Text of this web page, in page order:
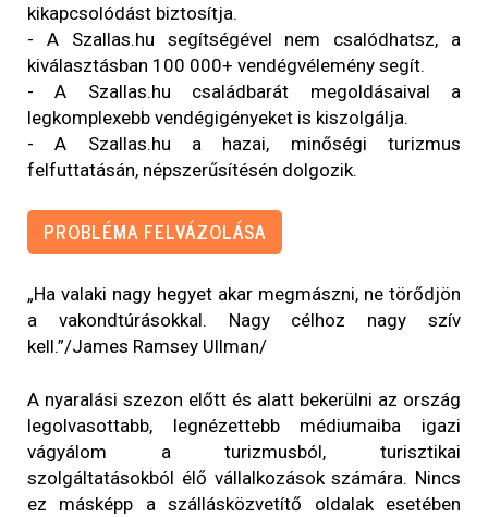
kikapcsolódást biztosítja.
- A Szallas.hu segítségével nem csalódhatsz, a
kiválasztásban 100 000+ vendégvélemény segít.
- A Szallas.hu családbarát megoldásaival a
legkomplexebb vendégigényeket is kiszolgálja.
- A Szallas.hu a hazai, minőségi turizmus
felfuttatásán, népszerűsítésén dolgozik.
PROBLÉMA FELVÁZOLÁSA
„Ha valaki nagy hegyet akar megmászni, ne törődjön
a vakondtúrásokkal. Nagy célhoz nagy szív
kell.”/James Ramsey Ullman/
A nyaralási szezon előtt és alatt bekerülni az ország
legolvasottabb, legnézettebb médiumaiba igazi
vágyálom a turizmusból, turisztikai
szolgáltatásokból élő vállalkozások számára. Nincs
ez másképp a szállásközvetítő oldalak esetében